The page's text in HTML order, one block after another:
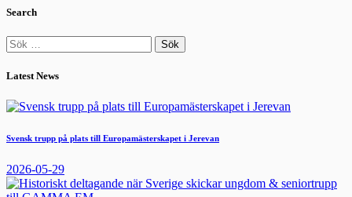
Search
Sök
efter:
Latest News
Svensk trupp på plats till Europamästerskapet i Jerevan
2026-05-29